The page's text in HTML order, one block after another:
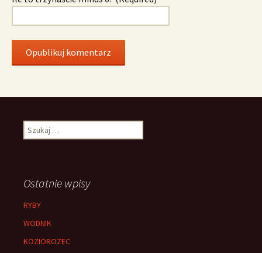
Szukaj:
Ostatnie wpisy
RYBY
WODNIK
KOZIOROZEC